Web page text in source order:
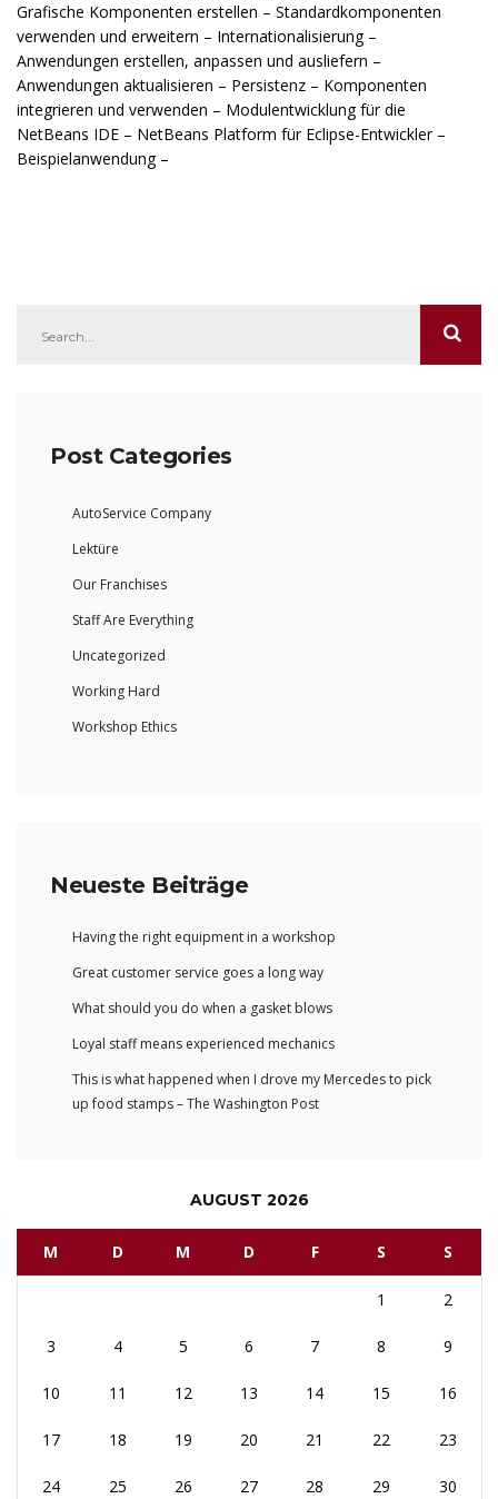
Grafische Komponenten erstellen – Standardkomponenten
verwenden und erweitern – Internationalisierung –
Anwendungen erstellen, anpassen und ausliefern –
Anwendungen aktualisieren – Persistenz – Komponenten
integrieren und verwenden – Modulentwicklung für die
NetBeans IDE – NetBeans Platform für Eclipse-Entwickler –
Beispielanwendung –
Post Categories
AutoService Company
Lektüre
Our Franchises
Staff Are Everything
Uncategorized
Working Hard
Workshop Ethics
Neueste Beiträge
Having the right equipment in a workshop
Great customer service goes a long way
What should you do when a gasket blows
Loyal staff means experienced mechanics
This is what happened when I drove my Mercedes to pick
up food stamps – The Washington Post
AUGUST 2026
M D M D F S S
1 2
3 4 5 6 7 8 9
10 11 12 13 14 15 16
17 18 19 20 21 22 23
24 25 26 27 28 29 30